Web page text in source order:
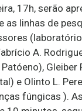
17h, serão
as linhas de
A.
Gleiber
e Olinto L.
fúngicas ).